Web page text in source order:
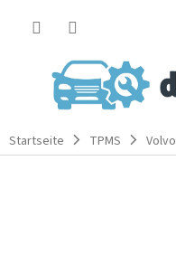
Startseite TPMS Volvo